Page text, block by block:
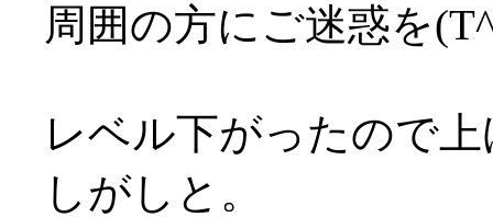
周囲の方にご迷惑を
レベル下がったので
しがしと。